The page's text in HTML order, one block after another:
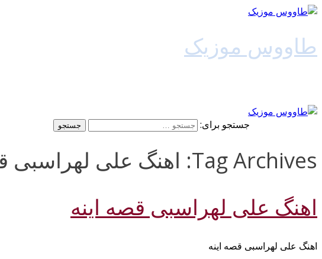
طاووس موزیک
جستجو برای:
Tag Archives: اهنگ علی لهراسبی قصه اینه 128k
اهنگ علی لهراسبی قصه اینه
اهنگ علی لهراسبی قصه اینه